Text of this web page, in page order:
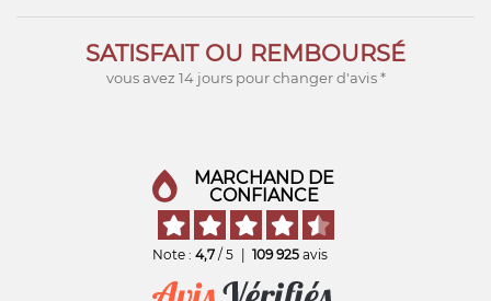
SATISFAIT OU REMBOURSÉ
vous avez 14 jours pour changer d'avis *
MARCHAND DE
CONFIANCE
Note : 4,7 / 5 109 925 avis